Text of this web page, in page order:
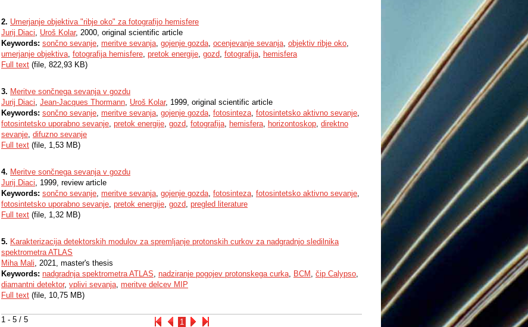
1 - 5 / 5 1
2. Umerjanje objektiva "ribje oko" za fotografijo hemisfere
Jurij Diaci, Uroš Kolar, 2000, original scientific article
Keywords: sončno sevanje, meritve sevanja, gojenje gozda, ocenjevanje sevanja, objektiv ribje oko,
umerjanje objektiva, fotografija hemisfere, pretok energije, gozd, fotografija, hemisfera
Full text (file, 822,93 KB)
3. Meritve sončnega sevanja v gozdu
Jurij Diaci, Jean-Jacques Thormann, Uroš Kolar, 1999, original scientific article
Keywords: sončno sevanje, meritve sevanja, gojenje gozda, fotosinteza, fotosintetsko aktivno sevanje,
fotosintetsko uporabno sevanje, pretok energije, gozd, fotografija, hemisfera, horizontoskop, direktno
sevanje, difuzno sevanje
Full text (file, 1,53 MB)
4. Meritve sončnega sevanja v gozdu
Jurij Diaci, 1999, review article
Keywords: sončno sevanje, meritve sevanja, gojenje gozda, fotosinteza, fotosintetsko aktivno sevanje,
fotosintetsko uporabno sevanje, pretok energije, gozd, pregled literature
Full text (file, 1,32 MB)
5. Karakterizacija detektorskih modulov za spremljanje protonskih curkov za nadgradnjo sledilnika
spektrometra ATLAS
Miha Mali, 2021, master's thesis
Keywords: nadgradnja spektrometra ATLAS, nadziranje pogojev protonskega curka, BCM , čip Calypso,
diamantni detektor, vplivi sevanja, meritve delcev MIP
Full text (file, 10,75 MB)